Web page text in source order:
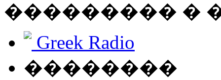
��������� �
Greek Radio
��������